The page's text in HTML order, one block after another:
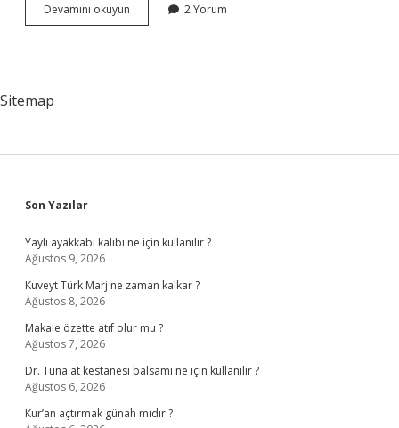
Devamını okuyun Cefakarsın
Ne
2 Yorum
Sitemap
Sidebar
Son Yazılar
Yaylı ayakkabı kalıbı ne için kullanılır ?
Ağustos 9, 2026
Kuveyt Türk Marj ne zaman kalkar ?
Ağustos 8, 2026
Makale özette atıf olur mu ?
Ağustos 7, 2026
Dr. Tuna at kestanesi balsamı ne için kullanılır ?
Ağustos 6, 2026
Kur’an açtırmak günah mıdır ?